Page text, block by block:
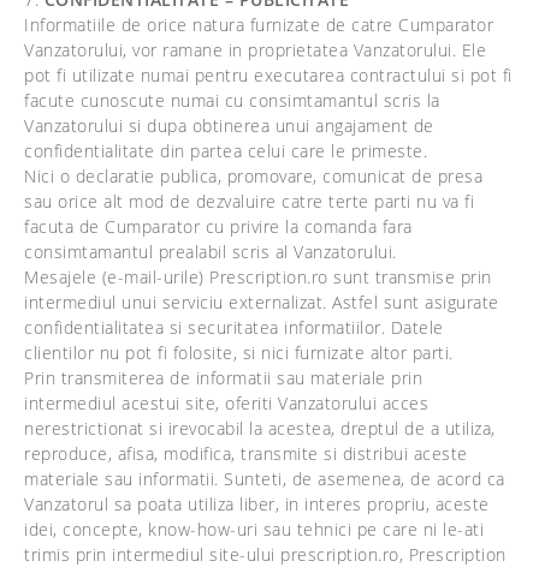
Informatiile de orice natura furnizate de catre Cumparator
Vanzatorului, vor ramane in proprietatea Vanzatorului. Ele
pot fi utilizate numai pentru executarea contractului si pot fi
facute cunoscute numai cu consimtamantul scris la
Vanzatorului si dupa obtinerea unui angajament de
confidentialitate din partea celui care le primeste.
Nici o declaratie publica, promovare, comunicat de presa
sau orice alt mod de dezvaluire catre terte parti nu va fi
facuta de Cumparator cu privire la comanda fara
consimtamantul prealabil scris al Vanzatorului.
Mesajele (e-mail-urile) Prescription.ro sunt transmise prin
intermediul unui serviciu externalizat. Astfel sunt asigurate
confidentialitatea si securitatea informatiilor. Datele
clientilor nu pot fi folosite, si nici furnizate altor parti.
Prin transmiterea de informatii sau materiale prin
intermediul acestui site, oferiti Vanzatorului acces
nerestrictionat si irevocabil la acestea, dreptul de a utiliza,
reproduce, afisa, modifica, transmite si distribui aceste
materiale sau informatii. Sunteti, de asemenea, de acord ca
Vanzatorul sa poata utiliza liber, in interes propriu, aceste
idei, concepte, know-how-uri sau tehnici pe care ni le-ati
trimis prin intermediul site-ului prescription.ro, Prescription